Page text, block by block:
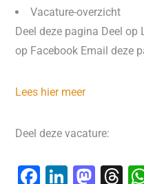
Vacature-overzicht
Deel deze pagina Deel op
op Facebook Email deze
Lees hier meer
Deel deze vacature:
F
Li M T